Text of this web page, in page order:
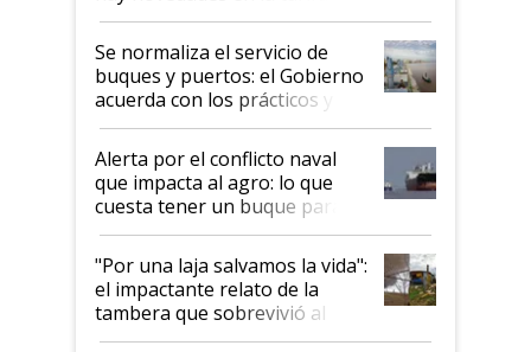
la hidrovía
Se normaliza el servicio de
buques y puertos: el Gobierno
acuerda con los prácticos y
suspende el decreto de
desregulación
Alerta por el conflicto naval
que impacta al agro: lo que
cuesta tener un buque parado
y el peligro de que Argentina
pase a ser "país sucio"
"Por una laja salvamos la vida":
el impactante relato de la
tambera que sobrevivió al
tornado